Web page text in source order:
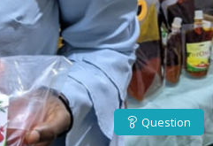
Question